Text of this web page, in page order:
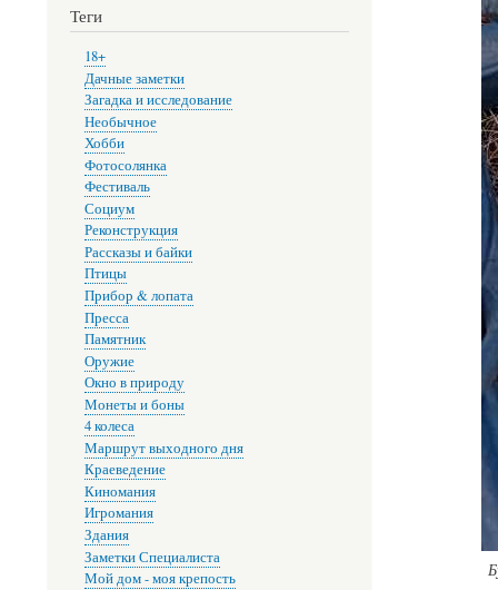
Теги
18+
Дачные заметки
Загадка и исследование
Необычное
Хобби
Фотосолянка
Фестиваль
Социум
Реконструкция
Рассказы и байки
Птицы
Прибор & лопата
Пресса
Памятник
Оружие
Окно в природу
Монеты и боны
4 колеса
Маршрут выходного дня
Краеведение
Киномания
Игромания
Здания
Заметки Специалиста
Мой дом - моя крепость